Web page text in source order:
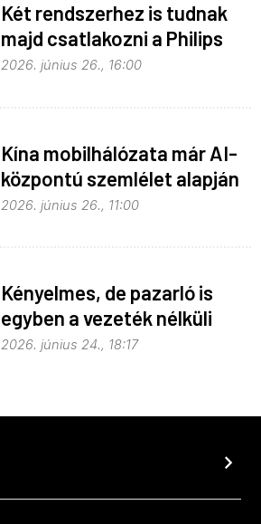
Két rendszerhez is tudnak
majd csatlakozni a Philips
Hue égők
2026. június 26., 16:00
Kína mobilhálózata már AI-
központú szemlélet alapján
fejlődik
2026. június 26., 11:00
Kényelmes, de pazarló is
egyben a vezeték nélküli
töltés
2026. június 24., 18:17
chevron_right